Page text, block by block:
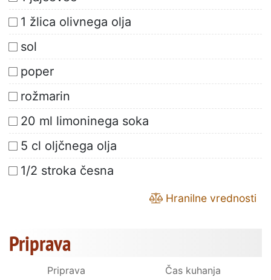
1 žlica olivnega olja
sol
poper
rožmarin
20 ml limoninega soka
5 cl oljčnega olja
1/2 stroka česna
Hranilne vrednosti
Priprava
Priprava
Čas kuhanja